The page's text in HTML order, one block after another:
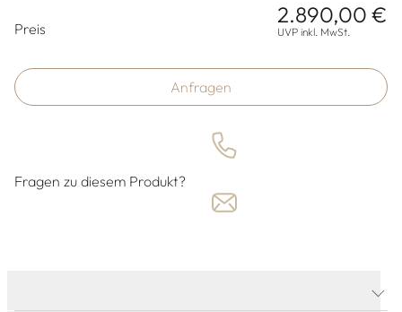
Preis
2.890,00 €
UVP inkl. MwSt.
Anfragen
Fragen zu diesem Produkt?